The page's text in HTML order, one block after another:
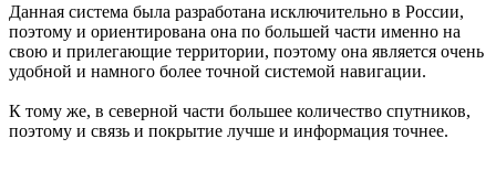
Данная система была разработана исключительно в России,
поэтому и ориентирована она по большей части именно на
свою и прилегающие территории, поэтому она является очень
удобной и намного более точной системой навигации.
К тому же, в северной части большее количество спутников,
поэтому и связь и покрытие лучше и информация точнее.